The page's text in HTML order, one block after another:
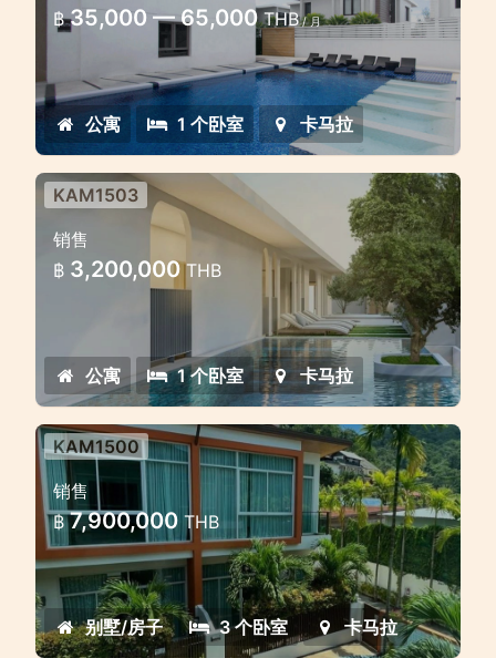
舒適的一房公寓，設有舒適的專用工作場所
฿ 35,000 — 65,000THB/ 月
公寓 1 个卧室 卡马拉
卡马拉海滩附近可爱的实惠项目
普吉岛靠近海滩的经济型公寓
KAM1503
销售
฿ 3,200,000THB
公寓 1 个卧室 卡马拉
卡马拉带游泳池的 3 卧室房屋
卡马拉待售房屋 3 间卧室
KAM1500
销售
฿ 7,900,000 THB
别墅/房子 3 个卧室 卡马拉